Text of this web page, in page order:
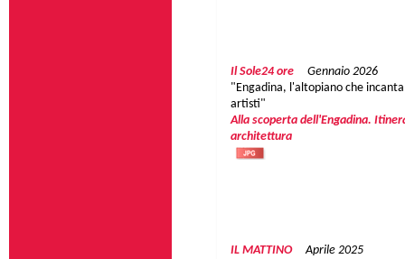
Il Sole24 ore
Gennaio 2026
"Engadina, l'altopiano che
artisti"
Alla scoperta dell'Engadina.
architettura
IL MATTINO
Aprile 2025